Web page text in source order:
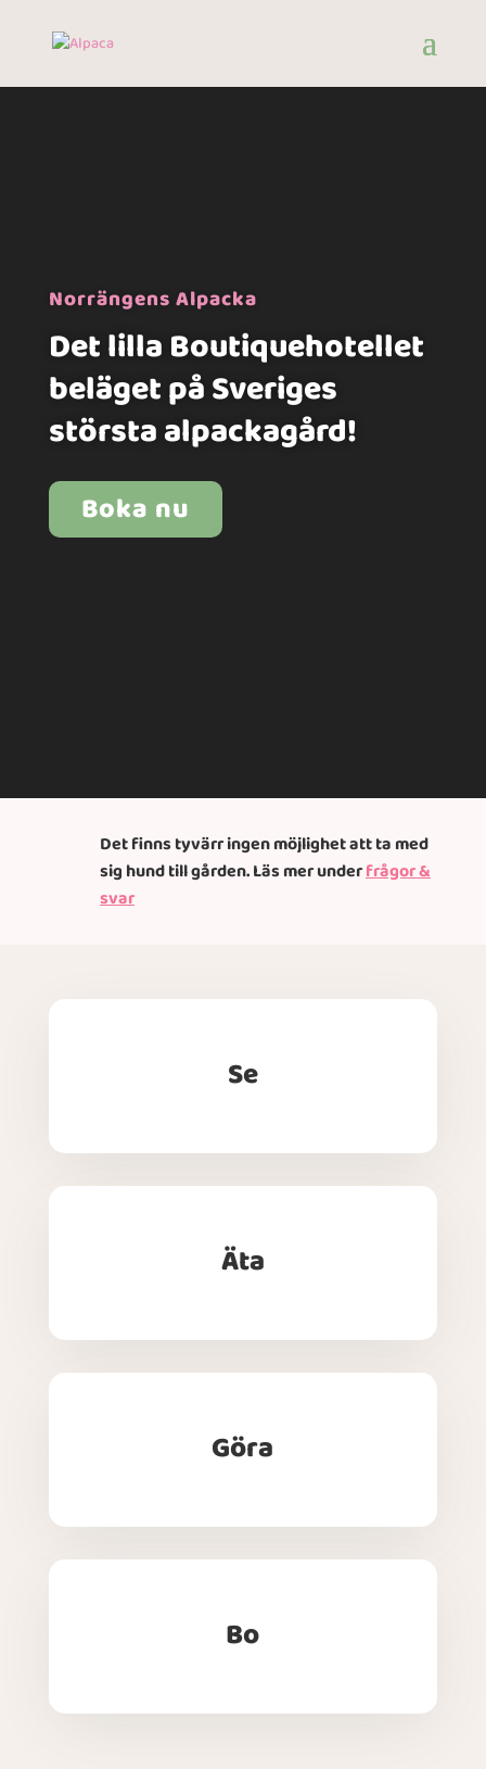
Norrängens Alpacka
Det lilla Boutiquehotellet
beläget på Sveriges
största alpackagård!
Boka nu
Det finns tyvärr ingen möjlighet att ta med
sig hund till gården. Läs mer underfrågor &
svar
Se
Äta
Göra
Bo